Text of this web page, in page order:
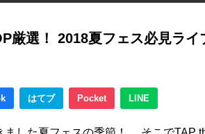
厳選！ 2018夏フェス必見ライ
はてブ Pocket LINE